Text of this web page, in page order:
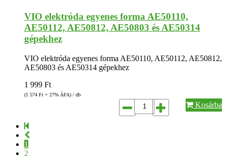
VIO elektróda egyenes forma AE50110,
AE50112, AE50812, AE50803 és AE50314
gépekhez
VIO elektróda egyenes forma AE50110, AE50112, AE50812,
AE50803 és AE50314 gépekhez
1 999 Ft
(1 574 Ft + 27% ÁFA) / db
Kosárba
1
2